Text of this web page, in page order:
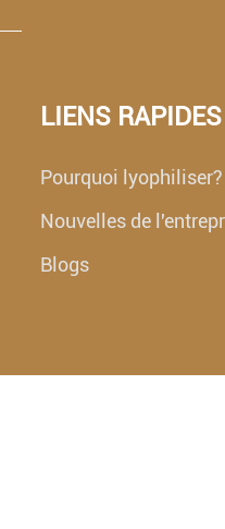
LIENS RAPIDES
Pourquoi lyophiliser?
Nouvelles de
Blogs